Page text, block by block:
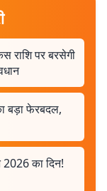
राशि पर बरसेगी
बड़ा फेरबदल,
का दिन!